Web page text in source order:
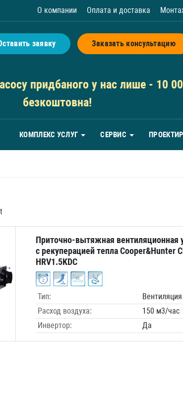
О компании Оплата и доставка
заявку Заказать консультацию
придбаного у нас лише - 10
безкоштовна!
КОМПЛЕКС УСЛУГ СЕРВИС
Приточно-вытяжная вентиляционная
с рекуперацией тепла Cooper&Hunter
HRV1.5KDC
Тип:
Вентиляция
Расход воздуха:
150 м3/час
Инвертор:
Да